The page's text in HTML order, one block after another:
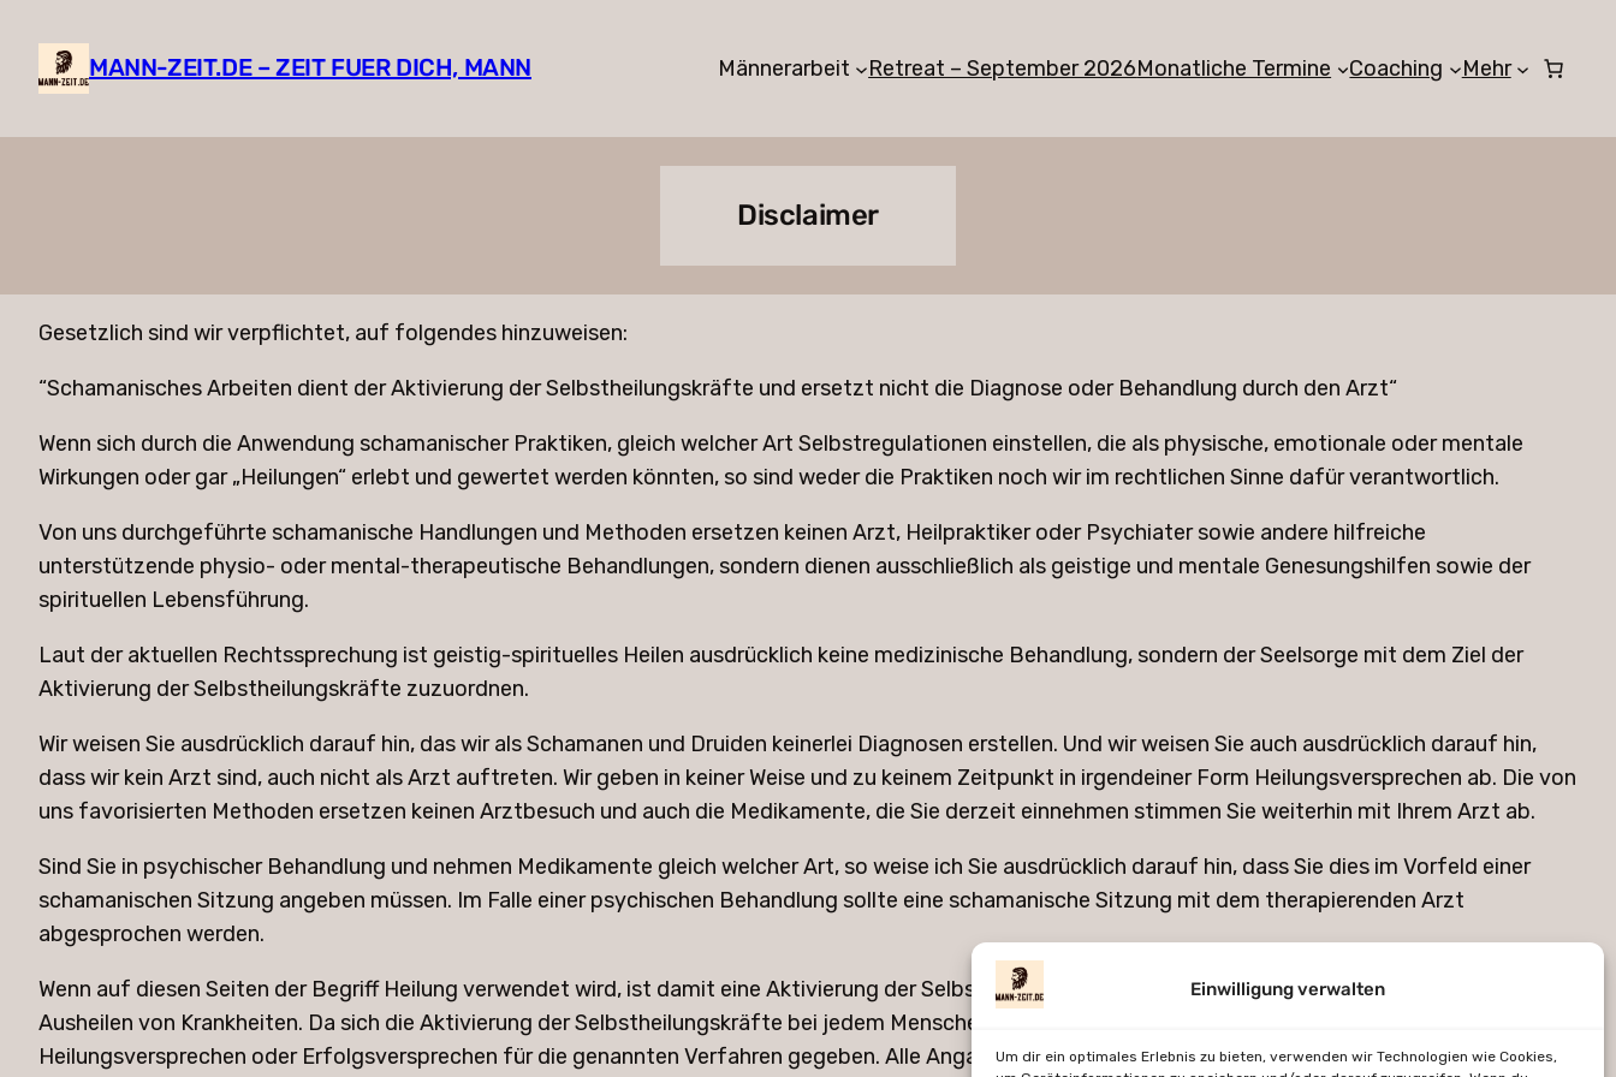
Einwilligung verwalten
Um dir ein optimales Erlebnis zu bieten, verwenden wir Technologien wie Cookies,
Inhalt
springen
MANN-ZEIT.DE – ZEIT FUER DICH, MANN Männerarbeit Retreat – September 2026Monatliche Termine Coaching Mehr
Disclaimer
Gesetzlich sind wir verpflichtet, auf folgendes hinzuweisen:
“Schamanisches Arbeiten dient der Aktivierung der Selbstheilungskräfte und ersetzt nicht die Diagnose oder Behandlung durch den Arzt“
Wenn sich durch die Anwendung schamanischer Praktiken, gleich welcher Art Selbstregulationen einstellen, die als physische, emotionale oder mentale
Wirkungen oder gar „Heilungen“ erlebt und gewertet werden könnten, so sind weder die Praktiken noch wir im rechtlichen Sinne dafür verantwortlich.
Von uns durchgeführte schamanische Handlungen und Methoden ersetzen keinen Arzt, Heilpraktiker oder Psychiater sowie andere hilfreiche
unterstützende physio- oder mental-therapeutische Behandlungen, sondern dienen ausschließlich als geistige und mentale Genesungshilfen sowie der
spirituellen Lebensführung.
Laut der aktuellen Rechtssprechung ist geistig-spirituelles Heilen ausdrücklich keine medizinische Behandlung, sondern der Seelsorge mit dem Ziel der
Aktivierung der Selbstheilungskräfte zuzuordnen.
Wir weisen Sie ausdrücklich darauf hin, das wir als Schamanen und Druiden keinerlei Diagnosen erstellen. Und wir weisen Sie auch ausdrücklich darauf hin,
dass wir kein Arzt sind, auch nicht als Arzt auftreten. Wir geben in keiner Weise und zu keinem Zeitpunkt in irgendeiner Form Heilungsversprechen ab. Die von
uns favorisierten Methoden ersetzen keinen Arztbesuch und auch die Medikamente, die Sie derzeit einnehmen stimmen Sie weiterhin mit Ihrem Arzt ab.
​Sind Sie in psychischer Behandlung und nehmen Medikamente gleich welcher Art, so weise ich Sie ausdrücklich darauf hin, dass Sie dies im Vorfeld einer
schamanischen Sitzung angeben müssen. Im Falle einer psychischen Behandlung sollte eine schamanische Sitzung mit dem therapierenden Arzt
abgesprochen werden.
​Wenn auf diesen Seiten der Begriff Heilung verwendet wird, ist damit eine Aktivierung der Selbstheilungskräfte gemeint, nicht wie im Sinne der Medizin das
Ausheilen von Krankheiten. Da sich die Aktivierung der Selbstheilungskräfte bei jedem Menschen sehr unterschiedlich gestalten kann, werden von uns keine
Heilungsversprechen oder Erfolgsversprechen für die genannten Verfahren gegeben. Alle Angaben sind ohne Gewähr und unverbindlich. Wir haften nicht für